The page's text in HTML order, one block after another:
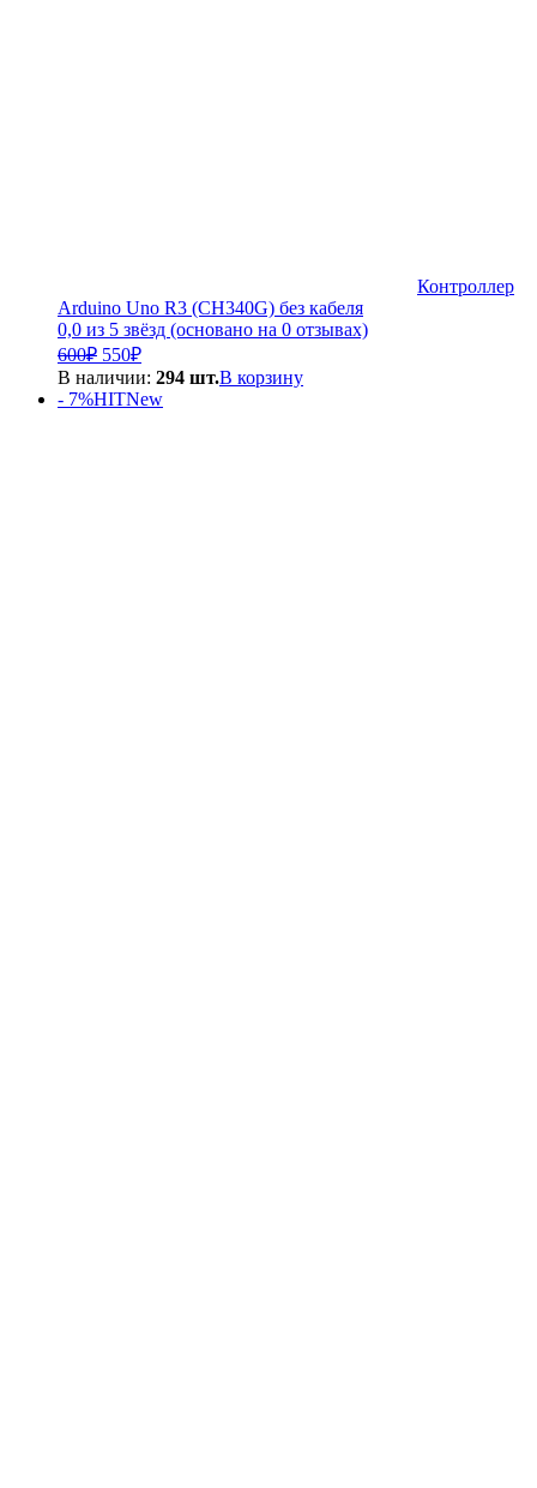
Контроллер
Arduino Uno R3 (CH340G) без кабеля
0,0 из 5 звёзд (основано на 0 отзывах)
600₽ Первоначальная
цена
составляла
550₽Текущая
цена:
550₽.
В наличии: 294 шт.В корзину
- 7%HITNew